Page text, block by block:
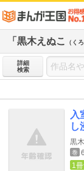
「黒木えぬこ （く
詳細
検索
入
し
黒
巻
1